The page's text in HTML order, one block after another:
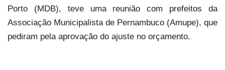
Porto (MDB), teve uma reunião com prefeitos da
Associação Municipalista de Pernambuco (Amupe), que
pediram pela aprovação do ajuste no orçamento.